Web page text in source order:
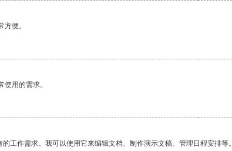
便。
用的需求。
工作需求。我可以使用它来编辑文档、制作演示文稿、管理日程安排等。